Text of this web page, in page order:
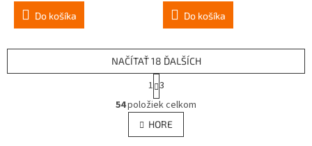
Do košíka Do košíka
O
v
l
á
NAČÍTAŤ 18 ĎALŠÍCH
S
t
r
á
n
k
1 3
54položiek celkom
HORE